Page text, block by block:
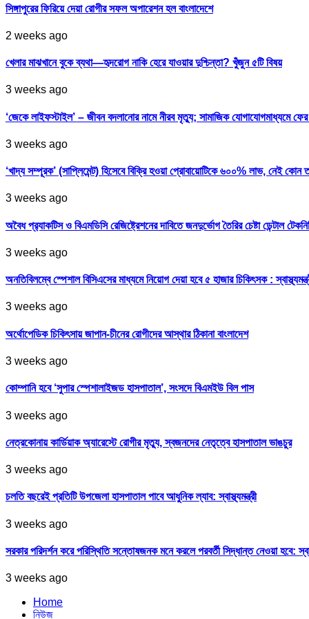
সিঙ্গাপুরের ফিরিয়ে দেয়া রোগীর সফল অপারেশন হল বাংলাদেশে
2 weeks ago
খেলার মাঝখানে বুকে ব্যথা—হৃদরোগ নাকি হেরে যাওয়ার দুশ্চিন্তা? খুঁজুন ৫টি বিষয়
3 weeks ago
‘জেকে লাইফস্টাইল’ – জীবন বদলানোর নামে নীরব মৃত্যু; সামাজিক যোগাযোগমাধ্যমে
3 weeks ago
‘খাদ্য সম্পূরক’ (সাপ্লিমেন্ট) হিসেবে বিক্রি হওয়া প্রোবায়োটিকে ৬০০% লাভ, নেই কোন
3 weeks ago
অবৈধ প্র‍্যাকটিস ও বিএমডিসি রেজিষ্ট্রেশনের দাবিতে জনদুর্ভোগ তৈরির চেষ্টা ডেন্টাল
3 weeks ago
অনতিবিলম্বে স্পেশাল বিসিএসের মাধ্যমে নিয়োগ দেয়া হবে ৫ হাজার চিকিৎসক :
3 weeks ago
অর্থোপেডিক চিকিৎসায় জাপান-চীনের রোগীদের আস্থার ঠিকানা বাংলাদেশ
3 weeks ago
কোম্পানি হবে ‘সুপার স্পেশালাইজড হাসপাতাল’, সংসদে বিএমইউ বিল পাস
3 weeks ago
নেত্রকোনায় কার্ডিয়াক অ্যারেস্টে রোগীর মৃত্যু, স্বজনদের নেতৃত্বে হাসপাতাল ভাঙচুর
3 weeks ago
চলতি বছরেই প্রতিটি উপজেলা হাসপাতাল পাবে আধুনিক ল্যাব: স্বাস্থ্যমন্ত্রী
3 weeks ago
সরকার পরিদর্শন করে পরিস্থিতি সন্তোষজনক মনে করলে পরবর্তী সিদ্ধান্ত নেওয়া হবে:
3 weeks ago
Home
নিউজ